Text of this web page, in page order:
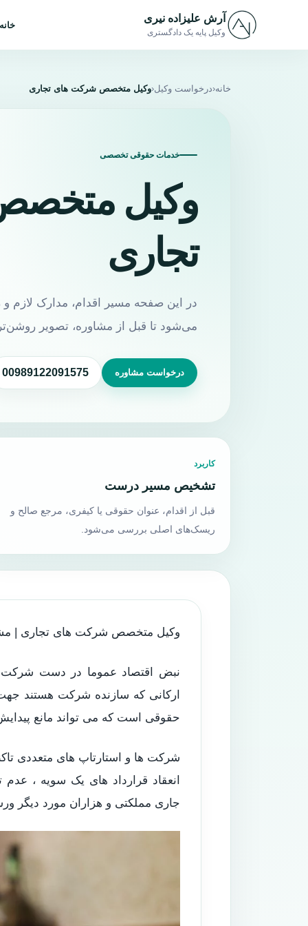
پرش به محتوا
آرش علیزاده نیری
وکیل پایه یک دادگستری
خانه
خانه درخواست وکیل وکیل متخصص شرکت های تجاری
خدمات حقوقی تخصصی
وکیل
تجاری
در این صفحه مسیر اقدام، مدارک لازم
می‌شود تا قبل از مشاوره، تصویر
درخواست مشاوره 00989122091575
کاربرد
تشخیص مسیر درست
قبل از اقدام، عنوان حقوقی یا کیفری، مرجع صالح و
ریسک‌های اصلی بررسی می‌شود.
وکیل متخصص شرکت های تجاری |
نبض اقتصاد عموما در دست
ارکانی که سازنده شرکت هستند
حقوقی است که می تواند مانع
شرکت ها و استارتاپ های متعددی
انعقاد قرارداد های یک سویه ،
جاری مملکتی و هزاران مورد دیگر